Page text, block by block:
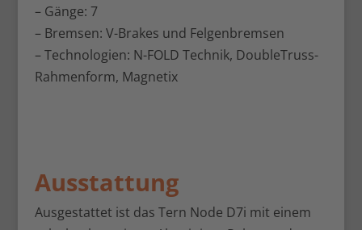
– Gänge: 7
– Bremsen: V-Brakes und Felgenbremsen
– Technologien: N-FOLD Technik, DoubleTruss-
Rahmenform, Magnetix
Ausstattung
Ausgestattet ist das Tern Node D7i mit einem